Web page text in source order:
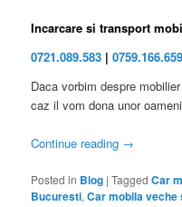
Incarcare si transport
0721.089.583 |0759.166.659
Daca vorbim despre
caz il vom dona unor
Continue reading →
Posted in Blog |Tagged Car
Bucuresti,Car mobila veche